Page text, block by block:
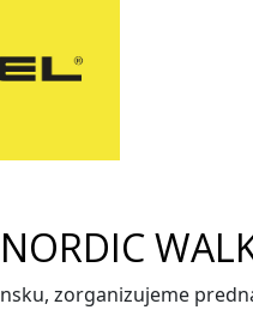
zorganizujeme